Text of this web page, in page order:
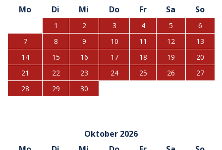
Mo
Di Mi Do Fr Sa So
1 2 3 4 5
6
7
8 9 10 11 12
13
14
15 16 17 18 19
20
21
22 23 24 25 26
27
28
29 30
Oktober 2026